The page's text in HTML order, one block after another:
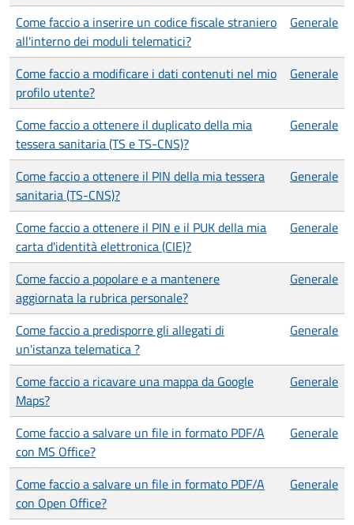
Come faccio a inserire un codice fiscale straniero
all'interno dei moduli telematici?
Generale
Come faccio a modificare i dati contenuti nel mio
profilo utente?
Generale
Come faccio a ottenere il duplicato della mia
tessera sanitaria (TS e TS-CNS)?
Generale
Come faccio a ottenere il PIN della mia tessera
sanitaria (TS-CNS)?
Generale
Come faccio a ottenere il PIN e il PUK della mia
carta d'identità elettronica (CIE)?
Generale
Come faccio a popolare e a mantenere
aggiornata la rubrica personale?
Generale
Come faccio a predisporre gli allegati di
un'istanza telematica ?
Generale
Come faccio a ricavare una mappa da Google
Maps?
Generale
Come faccio a salvare un file in formato PDF/A
con MS Office?
Generale
Come faccio a salvare un file in formato PDF/A
con Open Office?
Generale